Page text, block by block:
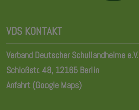
VDS KONTAKT
Verband Deutscher Schullandheime e.V.
Schloßstr. 48, 12165 Berlin
Anfahrt (Google Maps)